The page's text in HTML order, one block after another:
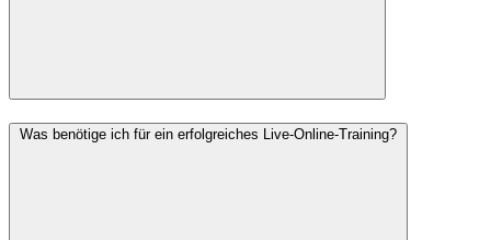
Was benötige ich für ein erfolgreiches Live-Online-Training?